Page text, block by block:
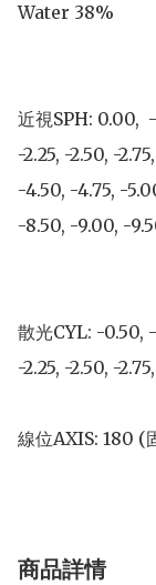
Water 38%
近視SPH: 0.00,
-2.25, -2.50, -
-4.50, -4.75, -
-8.50, -9.00, -
散光CYL: -0.50,
-2.25, -2.50, -
線位AXIS: 180 (
商品詳情